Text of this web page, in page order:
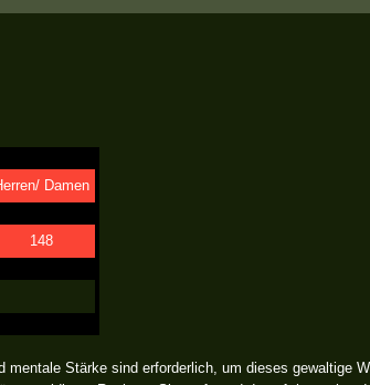
Damen
148
Stärke sind erforderlich, um dieses gewaltige